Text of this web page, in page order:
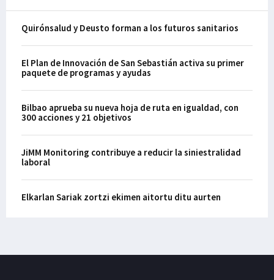
Quirónsalud y Deusto forman a los futuros sanitarios
El Plan de Innovación de San Sebastián activa su primer
paquete de programas y ayudas
Bilbao aprueba su nueva hoja de ruta en igualdad, con
300 acciones y 21 objetivos
JiMM Monitoring contribuye a reducir la siniestralidad
laboral
Elkarlan Sariak zortzi ekimen aitortu ditu aurten